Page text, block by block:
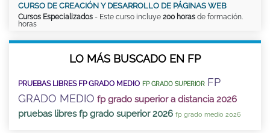
CURSO DE CREACIÓN Y DESARROLLO DE PÁGINAS WEB
Cursos Especializados - Este curso incluye 200 horas de formación.
horas
LO MÁS BUSCADO EN FP
PRUEBAS LIBRES FP GRADO MEDIO FP GRADO SUPERIOR FP
GRADO MEDIO fp grado superior a distancia 2026
pruebas libres fp grado superior 2026 fp grado medio 2026